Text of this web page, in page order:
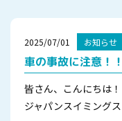
2025/07/01 お知らせ
車の事故に注意！
皆さん、こんにちは！
ジャパンスイミング